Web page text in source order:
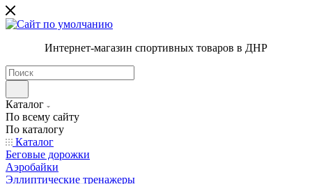
Интернет-магазин спортивных товаров в ДНР
Каталог
По всему сайту
По каталогу
Каталог
Беговые дорожки
Аэробайки
Эллиптические тренажеры